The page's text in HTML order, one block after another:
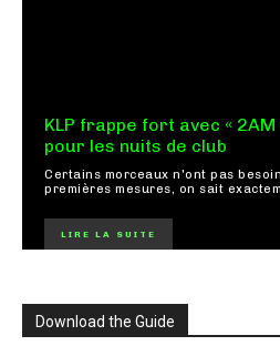
KLP frappe fort avec « 2AM
pour les nuits de club
Certains morceaux n'ont pas
premières mesures, on sait
LIRE LA SUITE
Download the Guide